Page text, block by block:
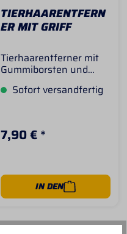
nächsten Einsatz
empfehlen wir die
Waschbar bis 60°C.
Inhalt: 6 Stück
TIERHAARENTFERN
ER MIT GRIFF
Tierhaarentferner mit
Gummiborsten und
Entfernung von Haaren
Co.Maße
Gumminoppen: 16cm x
Sofort versandfertig
7,90 € *
IN DEN